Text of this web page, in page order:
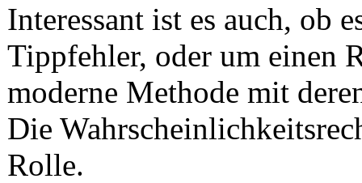
Interessant ist es auch, ob
Tippfehler, oder um einen
moderne Methode mit
Die
Rolle.